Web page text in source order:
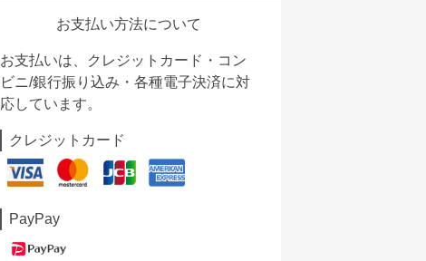
お支払い方法について
お支払いは、クレジットカード・コン
ビニ/銀行振り込み・各種電子決済に対
応しています。
クレジットカード
PayPay